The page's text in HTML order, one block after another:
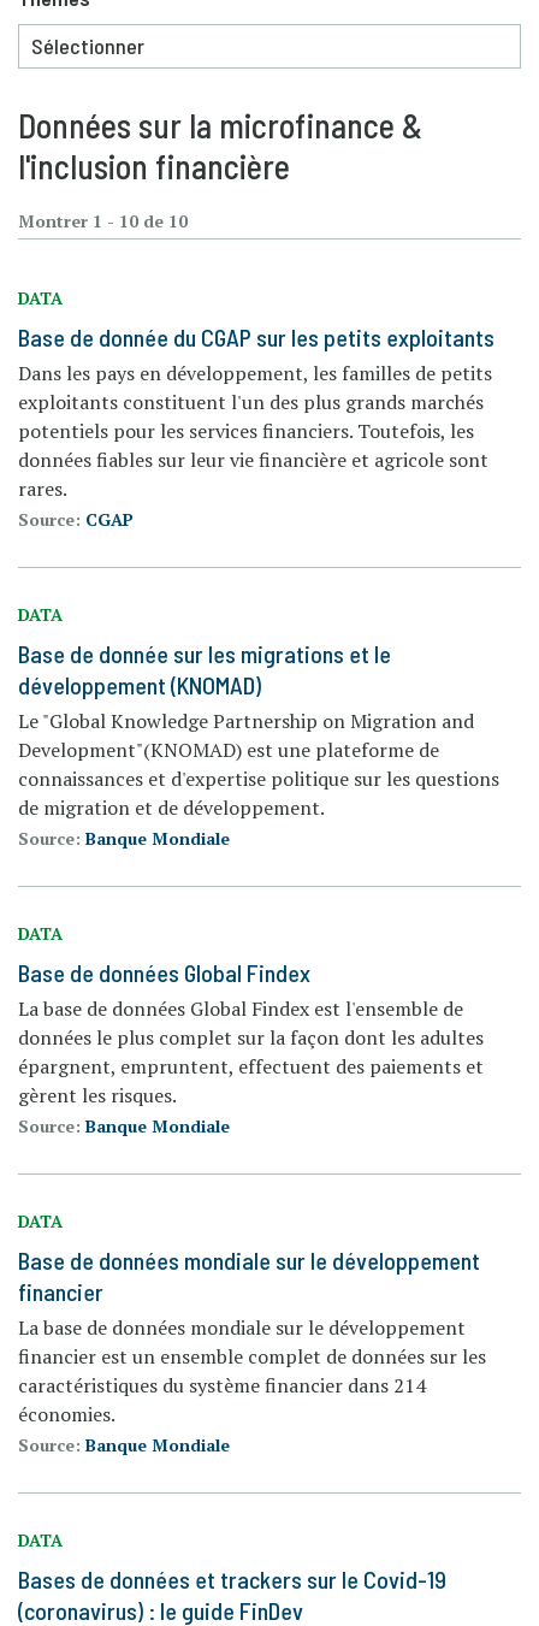
Données sur la microfinance &
l'inclusion financière
Montrer 1 - 10 de 10
DATA
Base de donnée du CGAP sur les petits exploitants
Dans les pays en développement, les familles de petits
exploitants constituent l'un des plus grands marchés
potentiels pour les services financiers. Toutefois, les
données fiables sur leur vie financière et agricole sont
rares.
Source: CGAP
DATA
Base de donnée sur les migrations et le
développement (KNOMAD)
Le "Global Knowledge Partnership on Migration and
Development"(KNOMAD) est une plateforme de
connaissances et d'expertise politique sur les questions
de migration et de développement.
Source: Banque Mondiale
DATA
Base de données Global Findex
La base de données Global Findex est l'ensemble de
données le plus complet sur la façon dont les adultes
épargnent, empruntent, effectuent des paiements et
gèrent les risques.
Source: Banque Mondiale
DATA
Base de données mondiale sur le développement
financier
La base de données mondiale sur le développement
financier est un ensemble complet de données sur les
caractéristiques du système financier dans 214
économies.
Source: Banque Mondiale
DATA
Bases de données et trackers sur le Covid-19
(coronavirus) : le guide FinDev